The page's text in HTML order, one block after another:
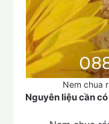
Nem chua
Nguyên liệu cần có